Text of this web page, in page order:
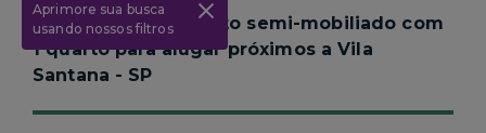
Aprimore sua busca
usando nossos filtros
Nenhum apartamento semi-mobiliado com
1 quarto para alugar próximos aVila
Santana - SP